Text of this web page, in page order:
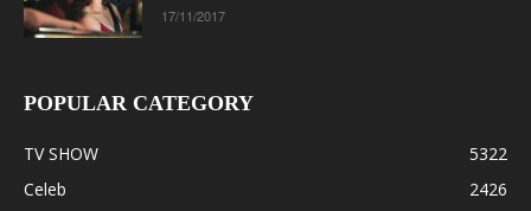
17/11/2017
POPULAR CATEGORY
TV SHOW
5322
Celeb
2426